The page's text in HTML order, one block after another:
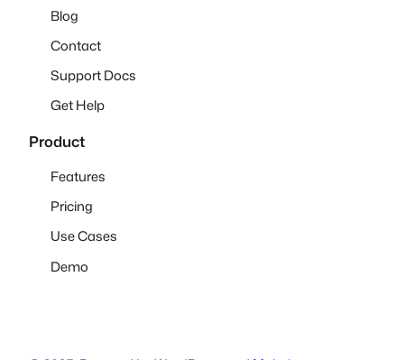
Blog
Contact
Support Docs
Get Help
Product
Features
Pricing
Use Cases
Demo